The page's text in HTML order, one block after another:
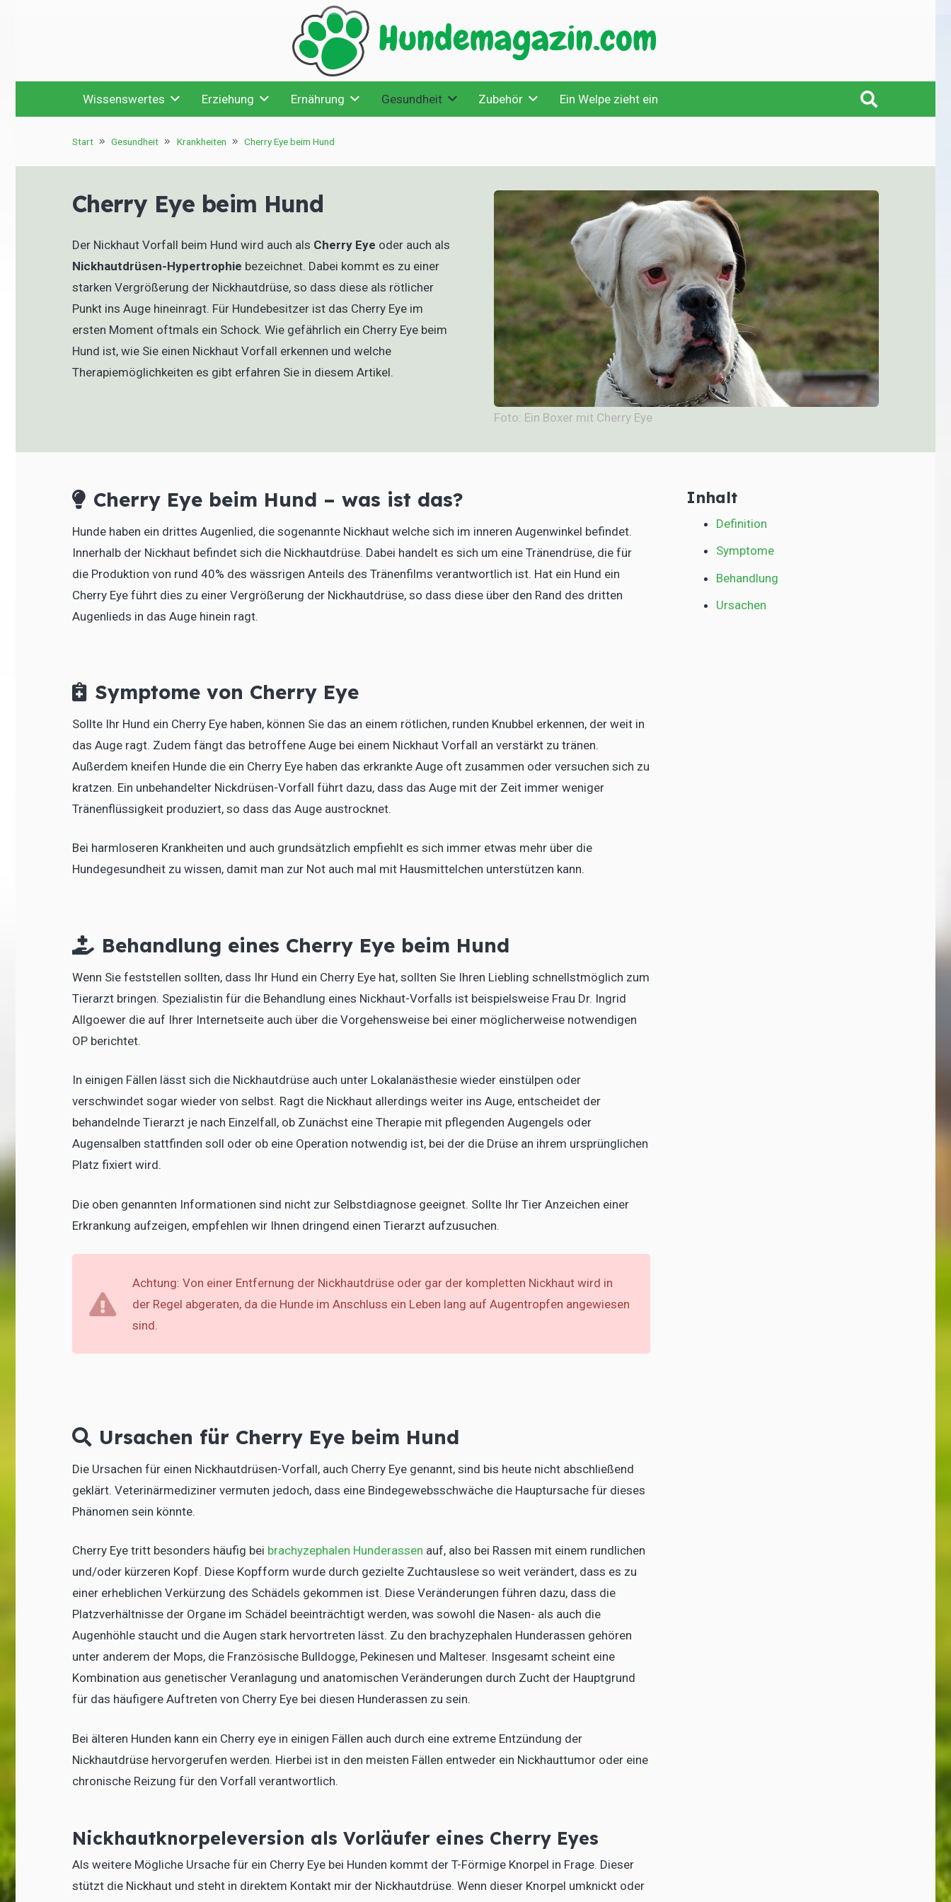
Wissenswertes Erziehung Ernährung Gesundheit Zubehör Ein Welpe zieht ein
Start Gesundheit Krankheiten Cherry Eye beim Hund
Cherry Eye beim Hund
Der Nickhaut Vorfall beim Hund wird auch als Cherry Eye oder auch als
Nickhautdrüsen-Hypertrophie bezeichnet. Dabei kommt es zu einer
starken Vergrößerung der Nickhautdrüse, so dass diese als rötlicher
Punkt ins Auge hineinragt. Für Hundebesitzer ist das Cherry Eye im
ersten Moment oftmals ein Schock. Wie gefährlich ein Cherry Eye beim
Hund ist, wie Sie einen Nickhaut Vorfall erkennen und welche
Therapiemöglichkeiten es gibt erfahren Sie in diesem Artikel.
Foto: Ein Boxer mit Cherry Eye
Cherry Eye beim Hund – was ist das?
Hunde haben ein drittes Augenlied, die sogenannte Nickhaut welche sich im inneren Augenwinkel befindet.
Innerhalb der Nickhaut befindet sich die Nickhautdrüse. Dabei handelt es sich um eine Tränendrüse, die für
die Produktion von rund 40% des wässrigen Anteils des Tränenfilms verantwortlich ist. Hat ein Hund ein
Cherry Eye führt dies zu einer Vergrößerung der Nickhautdrüse, so dass diese über den Rand des dritten
Augenlieds in das Auge hinein ragt.
Symptome von Cherry Eye
Sollte Ihr Hund ein Cherry Eye haben, können Sie das an einem rötlichen, runden Knubbel erkennen, der weit in
das Auge ragt. Zudem fängt das betroffene Auge bei einem Nickhaut Vorfall an verstärkt zu tränen.
Außerdem kneifen Hunde die ein Cherry Eye haben das erkrankte Auge oft zusammen oder versuchen sich zu
kratzen. Ein unbehandelter Nickdrüsen-Vorfall führt dazu, dass das Auge mit der Zeit immer weniger
Tränenflüssigkeit produziert, so dass das Auge austrocknet.
Bei harmloseren Krankheiten und auch grundsätzlich empfiehlt es sich immer etwas mehr über die
Hundegesundheit zu wissen, damit man zur Not auch mal mit Hausmittelchen unterstützen kann.
Behandlung eines Cherry Eye beim Hund
Wenn Sie feststellen sollten, dass Ihr Hund ein Cherry Eye hat, sollten Sie Ihren Liebling schnellstmöglich zum
Tierarzt bringen. Spezialistin für die Behandlung eines Nickhaut-Vorfalls ist beispielsweise Frau Dr. Ingrid
Allgoewer die auf Ihrer Internetseite auch über die Vorgehensweise bei einer möglicherweise notwendigen
OP berichtet.
In einigen Fällen lässt sich die Nickhautdrüse auch unter Lokalanästhesie wieder einstülpen oder
verschwindet sogar wieder von selbst. Ragt die Nickhaut allerdings weiter ins Auge, entscheidet der
behandelnde Tierarzt je nach Einzelfall, ob Zunächst eine Therapie mit pflegenden Augengels oder
Augensalben stattfinden soll oder ob eine Operation notwendig ist, bei der die Drüse an ihrem ursprünglichen
Platz fixiert wird.
Die oben genannten Informationen sind nicht zur Selbstdiagnose geeignet. Sollte Ihr Tier Anzeichen einer
Erkrankung aufzeigen, empfehlen wir Ihnen dringend einen Tierarzt aufzusuchen.
Achtung: Von einer Entfernung der Nickhautdrüse oder gar der kompletten Nickhaut wird in
der Regel abgeraten, da die Hunde im Anschluss ein Leben lang auf Augentropfen angewiesen
sind.
Ursachen für Cherry Eye beim Hund
Die Ursachen für einen Nickhautdrüsen-Vorfall, auch Cherry Eye genannt, sind bis heute nicht abschließend
geklärt. Veterinärmediziner vermuten jedoch, dass eine Bindegewebsschwäche die Hauptursache für dieses
Phänomen sein könnte.
Cherry Eye tritt besonders häufig bei brachyzephalen Hunderassen auf, also bei Rassen mit einem rundlichen
und/oder kürzeren Kopf. Diese Kopfform wurde durch gezielte Zuchtauslese so weit verändert, dass es zu
einer erheblichen Verkürzung des Schädels gekommen ist. Diese Veränderungen führen dazu, dass die
Platzverhältnisse der Organe im Schädel beeinträchtigt werden, was sowohl die Nasen- als auch die
Augenhöhle staucht und die Augen stark hervortreten lässt. Zu den brachyzephalen Hunderassen gehören
unter anderem der Mops, die Französische Bulldogge, Pekinesen und Malteser. Insgesamt scheint eine
Kombination aus genetischer Veranlagung und anatomischen Veränderungen durch Zucht der Hauptgrund
für das häufigere Auftreten von Cherry Eye bei diesen Hunderassen zu sein.
Bei älteren Hunden kann ein Cherry eye in einigen Fällen auch durch eine extreme Entzündung der
Nickhautdrüse hervorgerufen werden. Hierbei ist in den meisten Fällen entweder ein Nickhauttumor oder eine
chronische Reizung für den Vorfall verantwortlich.
Nickhautknorpeleversion als Vorläufer eines Cherry Eyes
Als weitere Mögliche Ursache für ein Cherry Eye bei Hunden kommt der T-Förmige Knorpel in Frage. Dieser
stützt die Nickhaut und steht in direktem Kontakt mir der Nickhautdrüse. Wenn dieser Knorpel umknickt oder
Inhalt
Definition
Symptome
Behandlung
Ursachen